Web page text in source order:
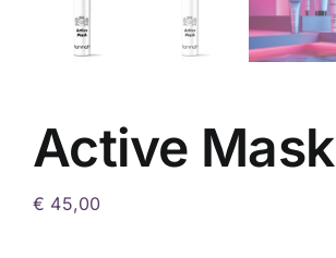
Active Mask
€ 45,00